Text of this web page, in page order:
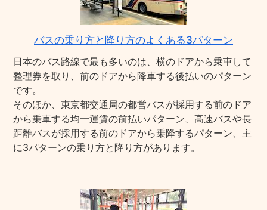
バスの乗り方と降り方のよくある3パターン
日本のバス路線で最も多いのは、横のドアから乗車して
整理券を取り、前のドアから降車する後払いのパターン
です。
そのほか、東京都交通局の都営バスが採用する前のドア
から乗車する均一運賃の前払いパターン、高速バスや長
距離バスが採用する前のドアから乗降するパターン、主
に3パターンの乗り方と降り方があります。